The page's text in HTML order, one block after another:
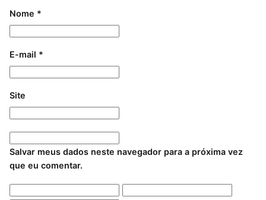
Nome *
E-mail *
Site
Salvar meus dados neste navegador para a próxima vez
que eu comentar.